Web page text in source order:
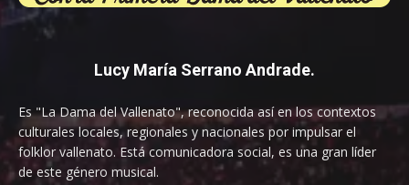
Lucy María Serrano Andrade.
Es "La Dama del Vallenato", reconocida así en los contextos
culturales locales, regionales y nacionales por impulsar el
folklor vallenato. Está comunicadora social, es una gran líder
de este género musical.